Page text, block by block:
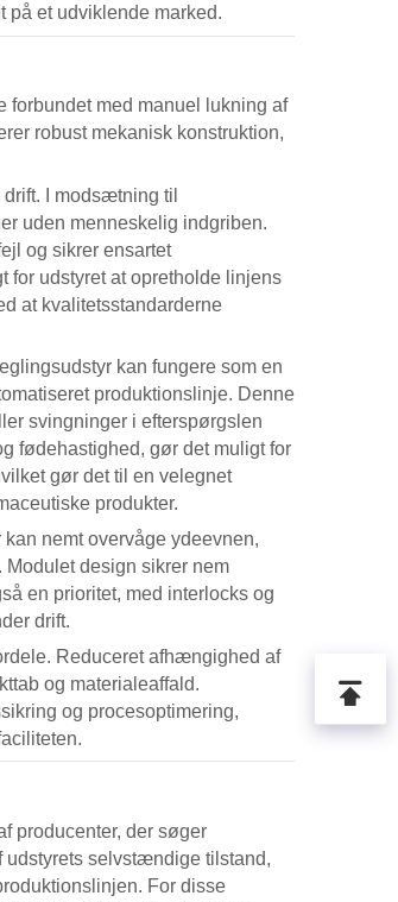
på et udviklende marked.
forbundet med manuel lukning af
robust mekanisk konstruktion,
I modsætning til
uden menneskelig indgriben.
og sikrer ensartet
for udstyret at opretholde linjens
at kvalitetsstandarderne
kan fungere som en
produktionslinje. Denne
svingninger i efterspørgslen
fødehastighed, gør det muligt for
gør det til en velegnet
produkter.
nemt overvåge ydeevnen,
design sikrer nem
en prioritet, med interlocks og
drift.
Reduceret afhængighed af
og materialeaffald.
og procesoptimering,
producenter, der søger
udstyrets selvstændige tilstand,
For disse